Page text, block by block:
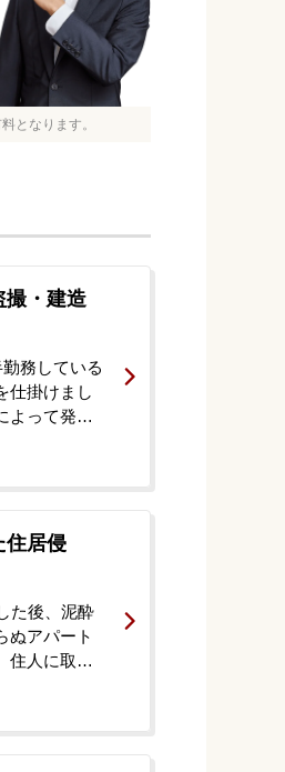
となります。
撮・建造
務している
仕掛けまし
よって発見
像から、
性は会社
の連絡や呼
安や、前科
一緒に法
住居侵
た後、泥酔
ぬアパート
住人に取り
取調べを
査が進め
の呼び出し
、検察官か